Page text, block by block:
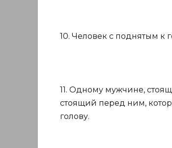
10. Человек с поднятым к
11. Одному мужчине,
стоящий перед ним,
голову.